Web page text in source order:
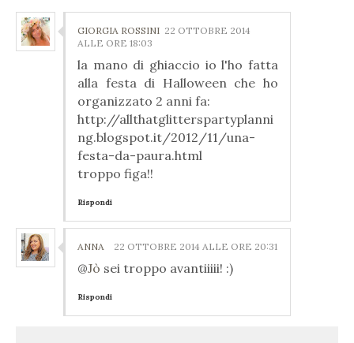
GIORGIA ROSSINI 22 OTTOBRE 2014
ALLE ORE 18:03
la mano di ghiaccio io l'ho fatta
alla festa di Halloween che ho
organizzato 2 anni fa:
http://allthatglitterspartyplanni
ng.blogspot.it/2012/11/una-
festa-da-paura.html
troppo figa!!
Rispondi
ANNA 22 OTTOBRE 2014 ALLE ORE 20:31
@Jò sei troppo avantiiiii! :)
Rispondi